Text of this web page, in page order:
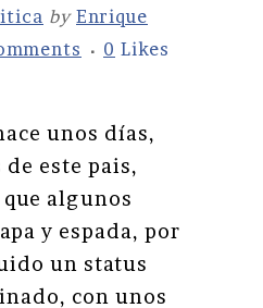
by Enrique
0 Likes
unos días,
este pais,
algunos
y espada, por
un status
con unos